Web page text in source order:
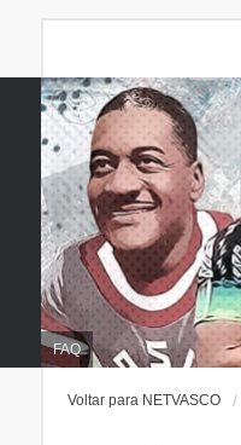
FAQ
Voltar para NETVASCO